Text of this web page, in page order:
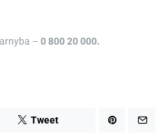
– 0 800 20 000.
Tweet